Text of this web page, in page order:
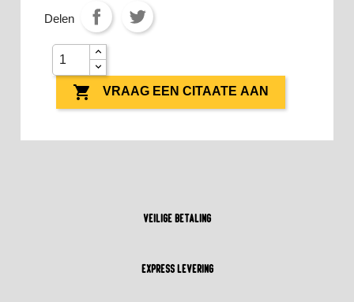
Delen
 VRAAG EEN CITAATE AAN
Veilige betaling
Express levering